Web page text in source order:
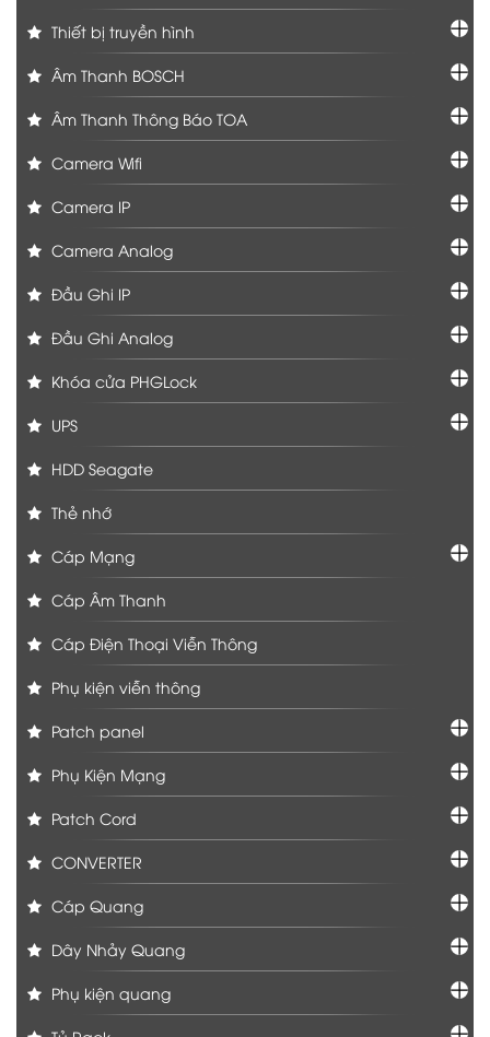
Thiết bị truyền hình
Âm Thanh BOSCH
Âm Thanh Thông Báo TOA
Camera Wifi
Camera IP
Camera Analog
Đầu Ghi IP
Đầu Ghi Analog
Khóa cửa PHGLock
UPS
HDD Seagate
Thẻ nhớ
Cáp Mạng
Cáp Âm Thanh
Cáp Điện Thoại Viễn Thông
Phụ kiện viễn thông
Patch panel
Phụ Kiện Mạng
Patch Cord
CONVERTER
Cáp Quang
Dây Nhảy Quang
Phụ kiện quang